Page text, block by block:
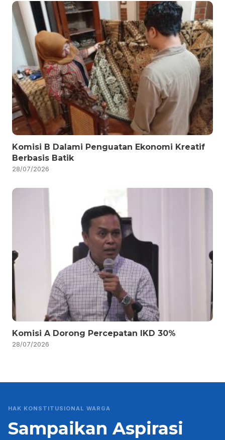
Komisi B Dalami Penguatan Ekonomi Kreatif
Berbasis Batik
28/07/2026
Komisi A Dorong Percepatan IKD 30%
28/07/2026
HAK KONSTITUSIONAL WARGA
Sampaikan Aspirasi